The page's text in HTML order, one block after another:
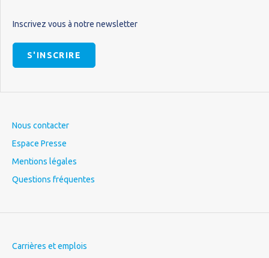
Inscrivez vous à notre newsletter
S'INSCRIRE
Nous contacter
Espace Presse
Mentions légales
Questions fréquentes
Carrières et emplois